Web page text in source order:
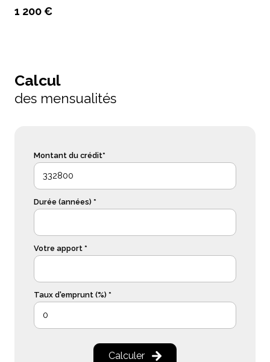
1 200 €
Calcul
des mensualités
Montant du crédit*
Durée (années) *
Votre apport *
Taux d'emprunt (%) *
Calculer